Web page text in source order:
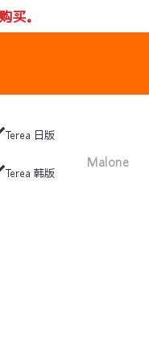
买。
Terea 日版
Terea 韩版
Malone